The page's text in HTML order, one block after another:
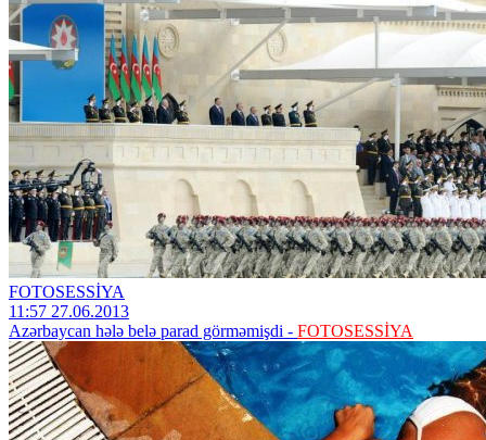
FOTOSESSİYA
11:57 27.06.2013
Azərbaycan hələ belə parad görməmişdi - FOTOSESSİYA